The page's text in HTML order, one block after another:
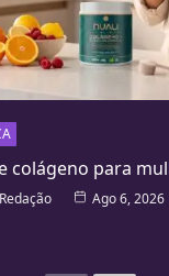
colágeno para
Ago 6, 2026